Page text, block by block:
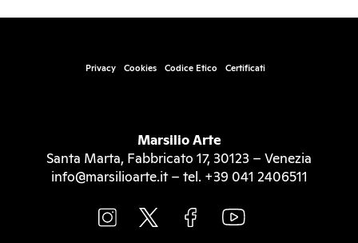
Privacy Cookies Codice Etico Certificati
Marsilio Arte
Santa Marta, Fabbricato 17, 30123 – Venezia
info@marsilioarte.it – tel. +39 041 2406511